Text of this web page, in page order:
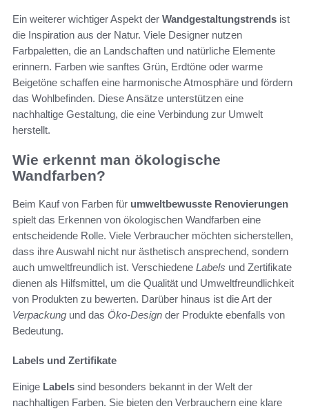
Ein weiterer wichtiger Aspekt der Wandgestaltungstrends ist
die Inspiration aus der Natur. Viele Designer nutzen
Farbpaletten, die an Landschaften und natürliche Elemente
erinnern. Farben wie sanftes Grün, Erdtöne oder warme
Beigetöne schaffen eine harmonische Atmosphäre und fördern
das Wohlbefinden. Diese Ansätze unterstützen eine
nachhaltige Gestaltung, die eine Verbindung zur Umwelt
herstellt.
Wie erkennt man ökologische
Wandfarben?
Beim Kauf von Farben für umweltbewusste Renovierungen
spielt das Erkennen von ökologischen Wandfarben eine
entscheidende Rolle. Viele Verbraucher möchten sicherstellen,
dass ihre Auswahl nicht nur ästhetisch ansprechend, sondern
auch umweltfreundlich ist. Verschiedene Labels und Zertifikate
dienen als Hilfsmittel, um die Qualität und Umweltfreundlichkeit
von Produkten zu bewerten. Darüber hinaus ist die Art der
Verpackung und das Öko-Design der Produkte ebenfalls von
Bedeutung.
Labels und Zertifikate
Einige Labels sind besonders bekannt in der Welt der
nachhaltigen Farben. Sie bieten den Verbrauchern eine klare